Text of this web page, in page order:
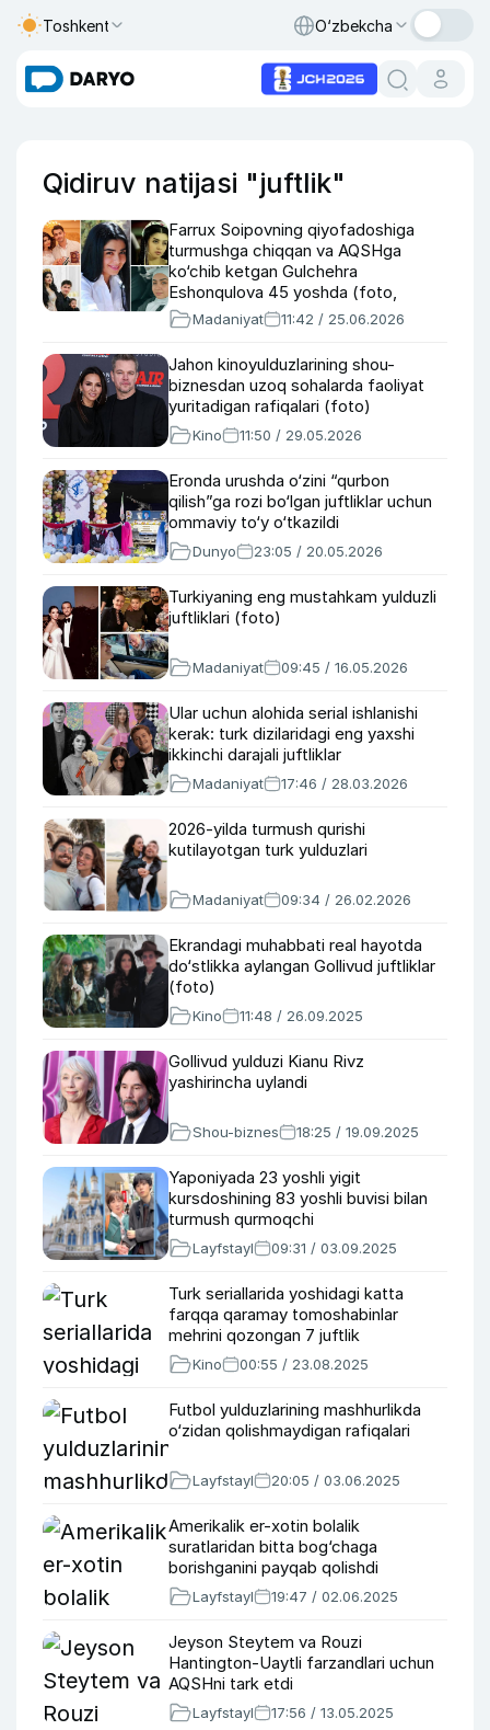
Toshkent O‘zbekcha
Qidiruv natijasi "juftlik"
Farrux Soipovning qiyofadoshiga
turmushga chiqqan va AQSHga
ko‘chib ketgan Gulchehra
Eshonqulova 45 yoshda (foto,
video)Madaniyat 11:42 / 25.06.2026
Jahon kinoyulduzlarining shou-
biznesdan uzoq sohalarda faoliyat
yuritadigan rafiqalari (foto)
Kino 11:50 / 29.05.2026
Eronda urushda o‘zini “qurbon
qilish”ga rozi bo‘lgan juftliklar uchun
ommaviy to‘y o‘tkazildi
Dunyo 23:05 / 20.05.2026
Turkiyaning eng mustahkam yulduzli
juftliklari (foto)
Madaniyat 09:45 / 16.05.2026
Ular uchun alohida serial ishlanishi
kerak: turk dizilaridagi eng yaxshi
ikkinchi darajali juftliklar
Madaniyat 17:46 / 28.03.2026
2026-yilda turmush qurishi
kutilayotgan turk yulduzlari
Madaniyat 09:34 / 26.02.2026
Ekrandagi muhabbati real hayotda
do‘stlikka aylangan Gollivud juftliklar
(foto)
Kino 11:48 / 26.09.2025
Gollivud yulduzi Kianu Rivz
yashirincha uylandi
Shou-biznes 18:25 / 19.09.2025
Yaponiyada 23 yoshli yigit
kursdoshining 83 yoshli buvisi bilan
turmush qurmoqchi
Layfstayl 09:31 / 03.09.2025
Turk seriallarida yoshidagi katta
farqqa qaramay tomoshabinlar
mehrini qozongan 7 juftlik
Kino 00:55 / 23.08.2025
Futbol yulduzlarining mashhurlikda
o‘zidan qolishmaydigan rafiqalari
Layfstayl 20:05 / 03.06.2025
Amerikalik er-xotin bolalik
suratlaridan bitta bog‘chaga
borishganini payqab qolishdi
Layfstayl 19:47 / 02.06.2025
Jeyson Steytem va Rouzi
Hantington-Uaytli farzandlari uchun
AQSHni tark etdi
Layfstayl 17:56 / 13.05.2025